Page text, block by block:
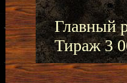
Главный
Тираж 3